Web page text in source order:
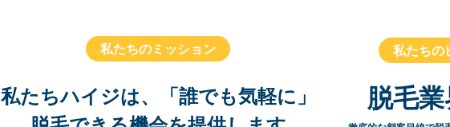
私たちのミッション
私たちハイジは、「誰でも気軽に」
私たちの
脱毛